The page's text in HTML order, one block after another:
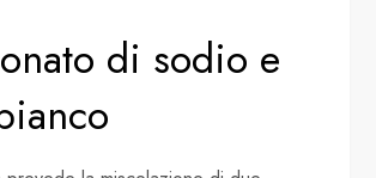
di sodio e